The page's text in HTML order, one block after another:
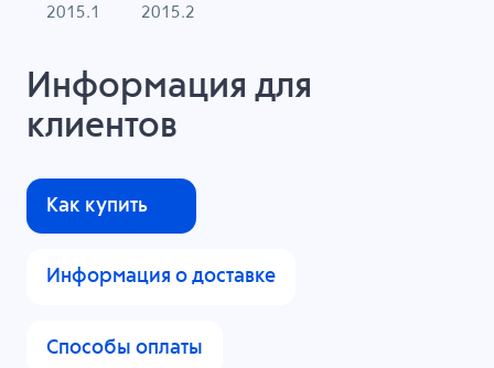
2015.1
2015.2
Информация для
клиентов
Как купить
Информация о доставке
Способы оплаты